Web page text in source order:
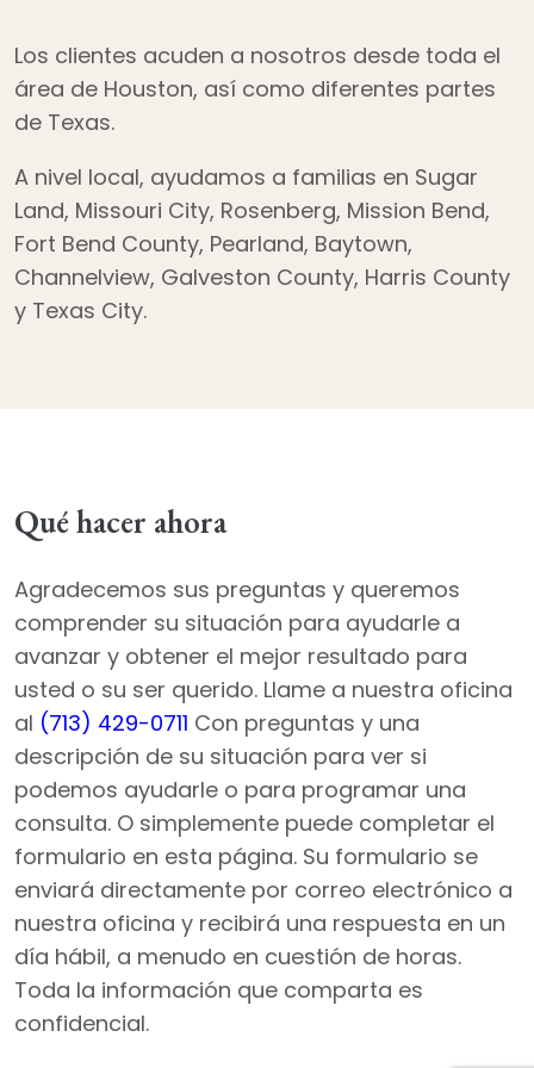
Los clientes acuden a nosotros desde toda el
área de Houston, así como diferentes partes
de Texas.
A nivel local, ayudamos a familias en Sugar
Land, Missouri City, Rosenberg, Mission Bend,
Fort Bend County, Pearland, Baytown,
Channelview, Galveston County, Harris County
y Texas City.
Qué hacer ahora
Agradecemos sus preguntas y queremos
comprender su situación para ayudarle a
avanzar y obtener el mejor resultado para
usted o su ser querido. Llame a nuestra oficina
al (713) 429-0711 Con preguntas y una
descripción de su situación para ver si
podemos ayudarle o para programar una
consulta. O simplemente puede completar el
formulario en esta página. Su formulario se
enviará directamente por correo electrónico a
nuestra oficina y recibirá una respuesta en un
día hábil, a menudo en cuestión de horas.
Toda la información que comparta es
confidencial.